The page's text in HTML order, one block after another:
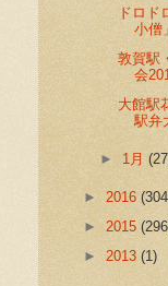
ドロド
小僧
敦賀駅
会
大館駅
駅弁
► 1月
► 2016
► 2015
► 2013 (1)